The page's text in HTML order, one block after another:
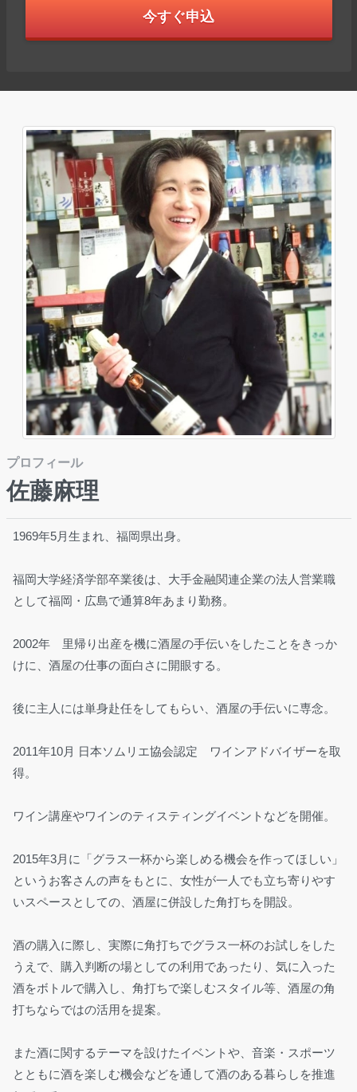
今すぐ申込
プロフィール
佐藤麻理
1969年5月生まれ、福岡県出身。
福岡大学経済学部卒業後は、大手金融関連企業の法人営業職
として福岡・広島で通算8年あまり勤務。
2002年 里帰り出産を機に酒屋の手伝いをしたことをきっか
けに、酒屋の仕事の面白さに開眼する。
後に主人には単身赴任をしてもらい、酒屋の手伝いに専念。
2011年10月 日本ソムリエ協会認定 ワインアドバイザーを取
得。
ワイン講座やワインのティスティングイベントなどを開催。
2015年3月に「グラス一杯から楽しめる機会を作ってほしい」
というお客さんの声をもとに、女性が一人でも立ち寄りやす
いスペースとしての、酒屋に併設した角打ちを開設。
酒の購入に際し、実際に角打ちでグラス一杯のお試しをした
うえで、購入判断の場としての利用であったり、気に入った
酒をボトルで購入し、角打ちで楽しむスタイル等、酒屋の角
打ちならではの活用を提案。
また酒に関するテーマを設けたイベントや、音楽・スポーツ
とともに酒を楽しむ機会などを通して酒のある暮らしを推進